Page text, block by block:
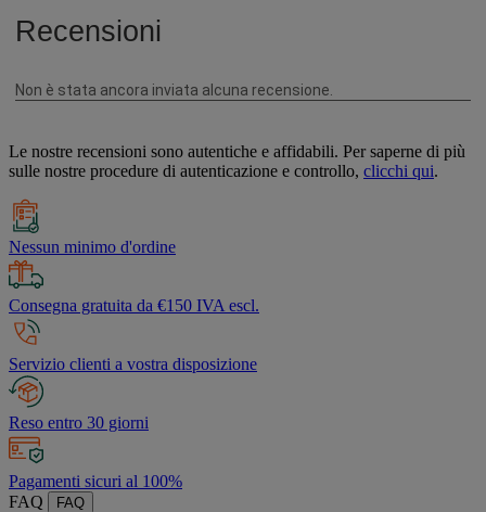
Le nostre recensioni sono autentiche e affidabili. Per saperne di più
sulle nostre procedure di autenticazione e controllo, clicchi qui.
Nessun minimo d'ordine
Consegna gratuita da €150 IVA escl.
Servizio clienti a vostra disposizione
Reso entro 30 giorni
Pagamenti sicuri al 100%
FAQ
FAQ